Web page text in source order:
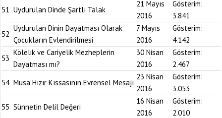
51 Uydurulan Dinde Şartlı Talak
21 Mayıs
2016
Gösterim:
3.841
52
Uydurulan Dinin Dayatması Olarak
Çocukların Evlendirilmesi
7 Mayıs
2016
Gösterim:
4.142
53
Kölelik ve Cariyelik Mezheplerin
Dayatması mı?
30 Nisan
2016
Gösterim:
2.467
54 Musa Hızır Kıssasının Evrensel Mesajı
23 Nisan
2016
Gösterim:
3.053
55 Sünnetin Delil Değeri
16 Nisan
2016
Gösterim:
2.010